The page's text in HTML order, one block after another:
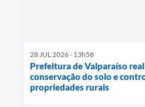
28 JUL 2026 - 13h58
Prefeitura de Valparaíso
conservação do solo e
propriedades rurais